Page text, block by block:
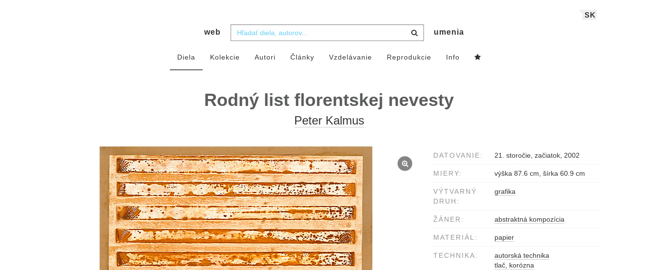
SK
web umenia
Diela Kolekcie Autori Články Vzdelávanie Reprodukcie Info
Rodný list florentskej nevesty
Peter Kalmus
DATOVANIE: 21. storočie, začiatok, 2002
MIERY: výška 87.6 cm, šírka 60.9 cm
VÝTVARNÝ
DRUH:
grafika
ŽÁNER: abstraktná kompozícia
MATERIÁL: papier
TECHNIKA:
autorská technika
tlač, korózna